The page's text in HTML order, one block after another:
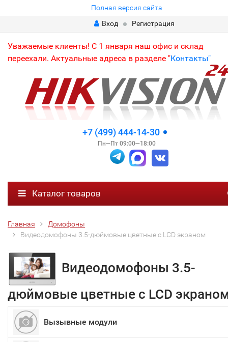
Полная версия сайта
Вход
Регистрация
Уважаемые клиенты! С 1 января наш офис и склад
переехали. Актуальные адреса в разделе "Контакты"
+7 (499) 444-14-30
Пн—Пт 09:00—18:00
Каталог товаров
Главная
Домофоны
Видеодомофоны 3.5-дюймовые цветные с LCD экраном
Видеодомофоны 3.5-
дюймовые цветные с LCD
Вызывные модули